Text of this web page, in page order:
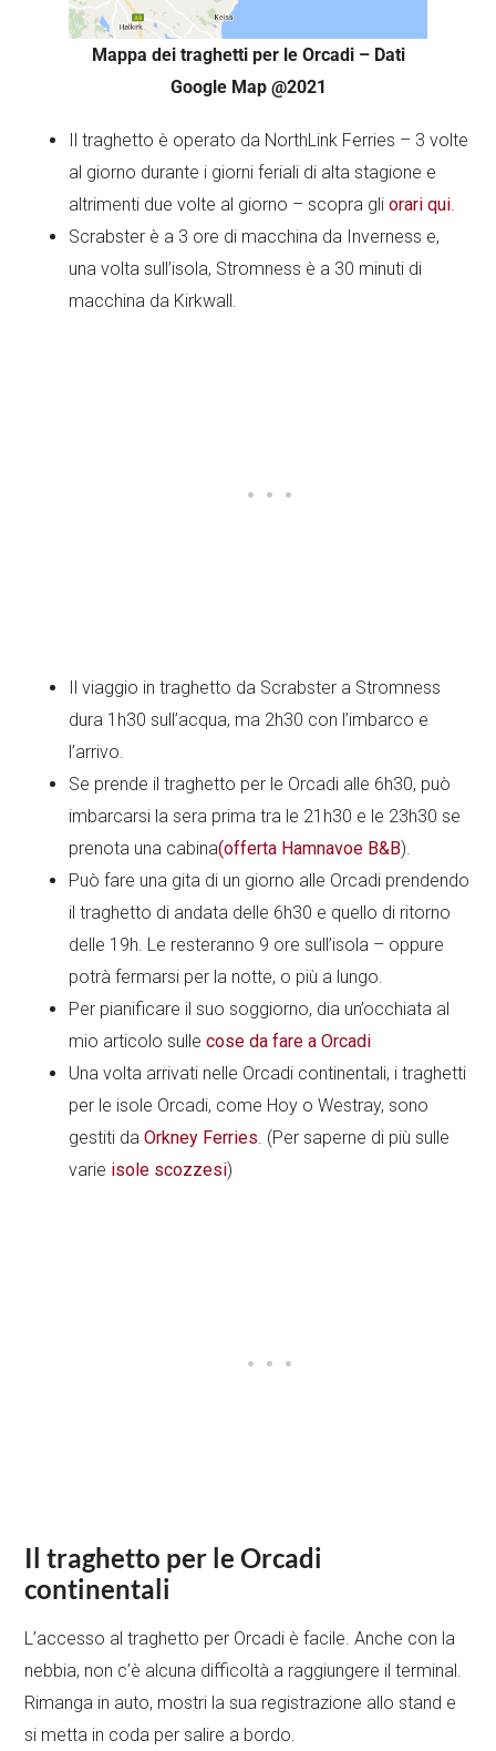
Mappa dei traghetti per le Orcadi – Dati
Google Map @2021
Il traghetto è operato da NorthLink Ferries – 3 volte
al giorno durante i giorni feriali di alta stagione e
altrimenti due volte al giorno – scopra gliorari qui.
Scrabster è a 3 ore di macchina da Inverness e,
una volta sull’isola, Stromness è a 30 minuti di
macchina da Kirkwall.
Il viaggio in traghetto da Scrabster a Stromness
dura 1h30 sull’acqua, ma 2h30 con l’imbarco e
l’arrivo.
Se prende il traghetto per le Orcadi alle 6h30, può
imbarcarsi la sera prima tra le 21h30 e le 23h30 se
prenota una cabina(offerta Hamnavoe B&B).
Può fare una gita di un giorno alle Orcadi prendendo
il traghetto di andata delle 6h30 e quello di ritorno
delle 19h. Le resteranno 9 ore sull’isola – oppure
potrà fermarsi per la notte, o più a lungo.
Per pianificare il suo soggiorno, dia un’occhiata al
mio articolo sullecose da fare a Orcadi
Una volta arrivati nelle Orcadi continentali, i traghetti
per le isole Orcadi, come Hoy o Westray, sono
gestiti daOrkney Ferries. (Per saperne di più sulle
varie isole scozzesi)
Il traghetto per le Orcadi
continentali
L’accesso al traghetto per Orcadi è facile. Anche con la
nebbia, non c’è alcuna difficoltà a raggiungere il terminal.
Rimanga in auto, mostri la sua registrazione allo stand e
si metta in coda per salire a bordo.